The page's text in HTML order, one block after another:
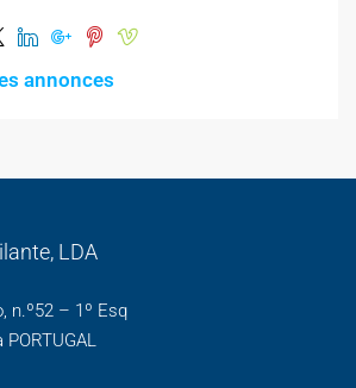
annonces
LDA
n.º52 – 1º Esq